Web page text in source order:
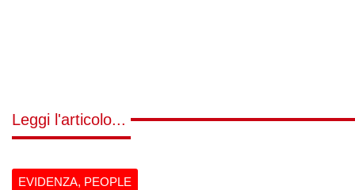
Leggi l'articolo...
EVIDENZA, PEOPLE